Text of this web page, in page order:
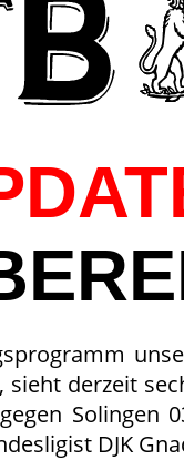
sieht derzeit
Solingen
DJK